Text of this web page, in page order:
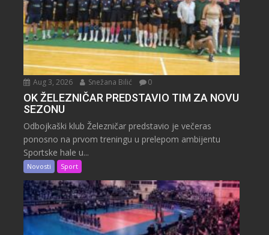
Aug 3, 2026 Snežana Bilić 0
OK ŽELEZNIČAR PREDSTAVIO TIM ZA NOVU
SEZONU
Odbojkaški klub Železničar predstavio je večeras
ponosno na prvom treningu u prelepom ambijentu
Sportske hale u...
Novosti Sport